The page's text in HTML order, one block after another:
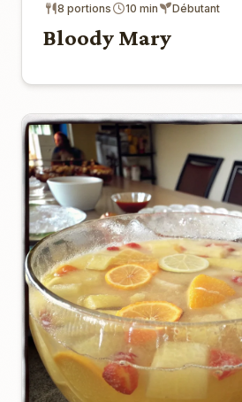
8 portions 10 min Débutant
Bloody Mary